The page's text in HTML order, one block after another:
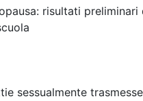
risultati
sessualmente